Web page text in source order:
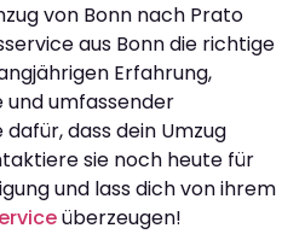
von Bonn nach Prato
aus Bonn die richtige
Erfahrung,
und umfassender
dass dein Umzug
sie noch heute für
und lass dich von ihrem
überzeugen!